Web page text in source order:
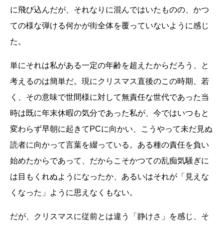
に飛び込んだが、それなりに混んではいたものの、かつ
ての様な弾ける何かが街全体を覆っていないように感じ
た。
単にそれは私がある一定の年齢を超えたからだろう、と
考えるのは簡単だ。現にクリスマス直後のこの時期、若
く、その意味で世間様に対して無責任な世代であった当
時は既に年末休暇の気分であった私が、今ではいつもと
変わらず早朝に起きてPCに向かい、こうやって未だ見ぬ
読者に向かって言葉を綴っている。ある種の責任を負い
始めたからであって、だからこそかつての乱痴気騒ぎに
は目もくれぬようになったか、あるいはそれが「見えな
くなった」ように思えなくもない。
だが、クリスマスに従前とは違う「静けさ」を感じ、そ